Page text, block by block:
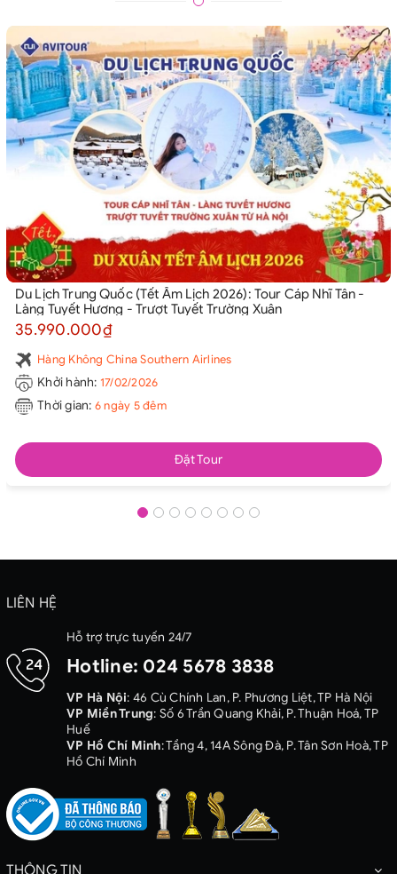
Du Lịch Trung Quốc (Tết Âm Lịch 2026): Tour Cáp Nhĩ Tân -
Làng Tuyết Hương - Trượt Tuyết Trường Xuân
35.990.000₫
Hàng Không China Southern Airlines
Khởi hành: 17/02/2026
Thời gian: 6 ngày 5 đêm
Đặt Tour
LIÊN HỆ
Hỗ trợ trực tuyến 24/7
Hotline: 024 5678 3838
VP Hà Nội: 46 Cù Chính Lan, P. Phương Liệt, TP Hà Nội
VP Miền Trung: Số 6 Trần Quang Khải, P. Thuận Hoá, TP
Huế
VP Hồ Chí Minh: Tầng 4, 14A Sông Đà, P. Tân Sơn Hoà, TP
Hồ Chí Minh
THÔNG TIN